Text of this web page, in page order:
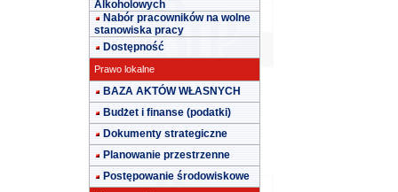
Alkoholowych
Nabór pracowników na wolne
stanowiska pracy
Dostępność
Prawo lokalne
BAZA AKTÓW WŁASNYCH
Budżet i finanse (podatki)
Dokumenty strategiczne
Planowanie przestrzenne
Postępowanie środowiskowe